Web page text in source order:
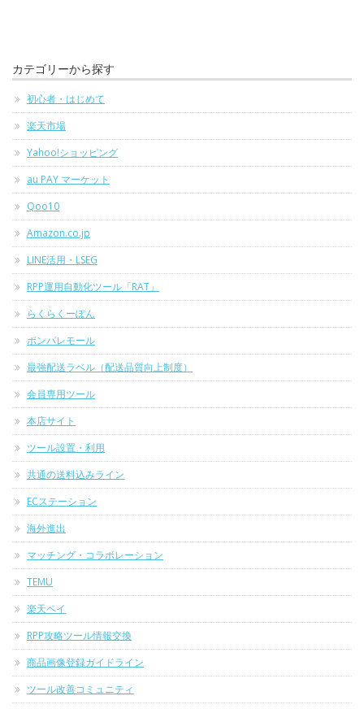
カテゴリーから探す
初心者・はじめて
楽天市場
Yahoo!ショッピング
au PAY マーケット
Qoo10
Amazon.co.jp
LINE活用・LSEG
RPP運用自動化ツール「RAT」
らくらくーぽん
ポンパレモール
最強配送ラベル（配送品質向上制度）
会員専用ツール
本店サイト
ツール設置・利用
共通の送料込みライン
ECステーション
海外進出
マッチング・コラボレーション
TEMU
楽天ペイ
RPP攻略ツール情報交換
商品画像登録ガイドライン
ツール改善コミュニティ